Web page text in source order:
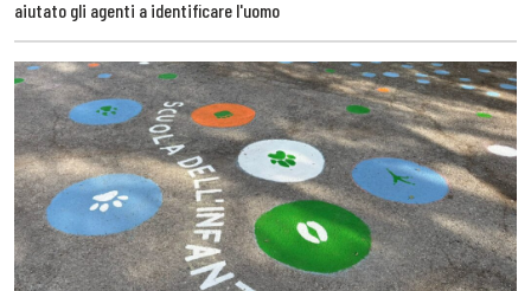
aiutato gli agenti a identificare l'uomo